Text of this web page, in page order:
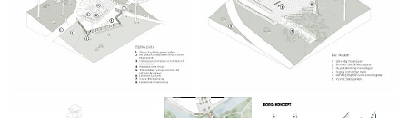
Hallbergbrücke, die den Stadtpark und das Stadtzentrum
miteinander verbindet, schafft einen neuen, attraktiven
Standort am Wasser. Durch das Boro-Konzept werden alle
Neuerungen verbunden und eine neue ästhetische Identität
für den Viskans Park geschaffen.